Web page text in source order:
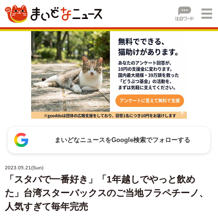
まいどなニュースをGoogle検索でフォローする
2023.05.21(Sun)
「スタバで一番好き」「1年越しでやっと飲め
た」台湾スターバックスのご当地フラペチーノ、
人気すぎて毎年完売